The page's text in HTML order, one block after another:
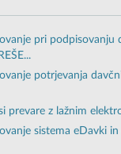
pri podpisovanju
potrjevanja
prevare z lažnim
sistema eDavki